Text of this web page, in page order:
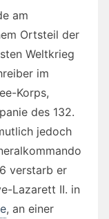
am
Ortsteil der
Weltkrieg
im
Korps,
des 132.
jedoch
verstarb er
Lazarett II. in
, an einer